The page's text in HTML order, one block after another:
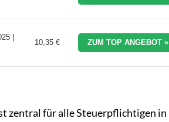
|
10,35 € ZUM TOP ANGEBOT »
zentral für alle Steuerpflichtigen in